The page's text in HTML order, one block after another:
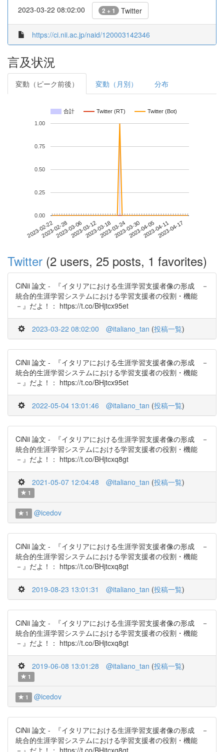
2023-03-22 08:02:00 2 + 1 Twitter
https://ci.nii.ac.jp/naid/120003142346
言及状況
変動（ピーク前後） 変動（月別） 分布
合計 Twitter (RT) Twitter (Bot)
2023-02-222023-02-282023-03-062023-03-122023-03-182023-03-242023-03-302023-04-052023-04-112023-04-17
0.00
0.25
0.50
0.75
1.00
Twitter (2 users, 25 posts, 1 favorites)
CiNii 論文 - 『イタリアにおける生涯学習支援者像の形成 －
統合的生涯学習システムにおける学習支援者の役割・機能
－』だよ！： https://t.co/BHjtcx95et
2023-03-22 08:02:00 @italiano_tan (投稿一覧)
CiNii 論文 - 『イタリアにおける生涯学習支援者像の形成 －
統合的生涯学習システムにおける学習支援者の役割・機能
－』だよ！： https://t.co/BHjtcx95et
2022-05-04 13:01:46 @italiano_tan (投稿一覧)
CiNii 論文 - 『イタリアにおける生涯学習支援者像の形成 －
統合的生涯学習システムにおける学習支援者の役割・機能
－』だよ！： https://t.co/BHjtcxq8gt
2021-05-07 12:04:48 @italiano_tan (投稿一覧)
1
1 @icedov
CiNii 論文 - 『イタリアにおける生涯学習支援者像の形成 －
統合的生涯学習システムにおける学習支援者の役割・機能
－』だよ！： https://t.co/BHjtcxq8gt
2019-08-23 13:01:31 @italiano_tan (投稿一覧)
CiNii 論文 - 『イタリアにおける生涯学習支援者像の形成 －
統合的生涯学習システムにおける学習支援者の役割・機能
－』だよ！： https://t.co/BHjtcxq8gt
2019-06-08 13:01:28 @italiano_tan (投稿一覧)
1
1 @icedov
CiNii 論文 - 『イタリアにおける生涯学習支援者像の形成 －
統合的生涯学習システムにおける学習支援者の役割・機能
－』だよ！： https://t.co/BHjtcxq8gt